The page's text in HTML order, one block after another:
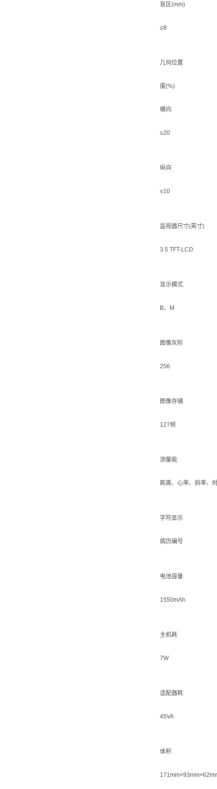
盲区(mm)
≤8
几何位置
度(%)
横向
≤20
纵向
≤10
监视器尺寸(英寸)
3.5 TFT-LCD
显示模式
B、M
图像灰阶
256
图像存储
127帧
测量能
距离、心率、斜率、
字符显示
病历编号
电池容量
1550mAh
主机耗
7W
适配器耗
45VA
体积